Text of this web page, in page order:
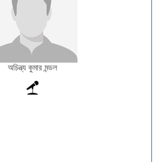
অচিন্ত্য কুমার মন্ডল